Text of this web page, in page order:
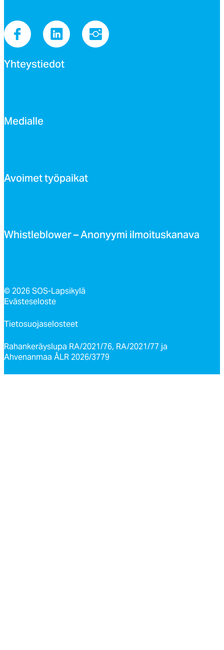
Yh­teys­tie­dot
Me­dial­le
Avoi­met työ­pai­kat
Whist­leb­lo­wer – Ano­nyy­mi il­moi­tus­ka­na­va
© 2026 SOS-Lapsikylä
Evästeseloste
Tietosuojaselosteet
Rahankeräyslupa RA/2021/76, RA/2021/77 ja
Ahvenanmaa ÅLR 2026/3779